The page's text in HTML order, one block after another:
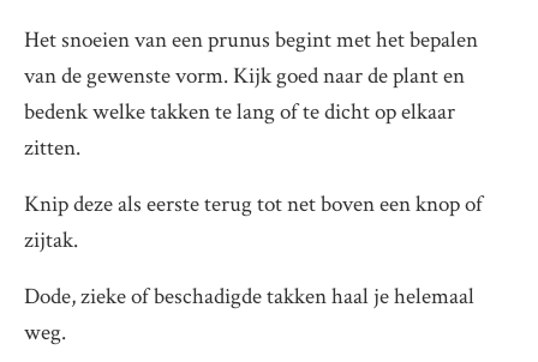
Het snoeien van een prunus begint met het bepalen
van de gewenste vorm. Kijk goed naar de plant en
bedenk welke takken te lang of te dicht op elkaar
zitten.
Knip deze als eerste terug tot net boven een knop of
zijtak.
Dode, zieke of beschadigde takken haal je helemaal
weg.